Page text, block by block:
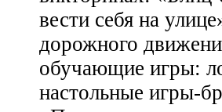
вести себя на
дорожного
обучающие игры:
настольные игры-